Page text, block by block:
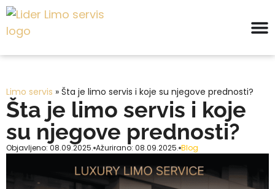
Limo servis » Šta je limo servis i koje su njegove prednosti?
Šta je limo servis i koje
su njegove prednosti?
Objavljeno: 08.09.2025. Ažurirano: 08.09.2025. Blog